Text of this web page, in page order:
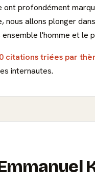
profondément
nous allons plonger
l'homme et le
citations triées par
internautes.